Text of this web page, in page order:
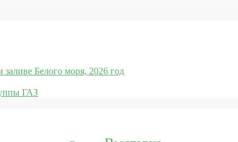
Белого моря, 2026 год
ГАЗ